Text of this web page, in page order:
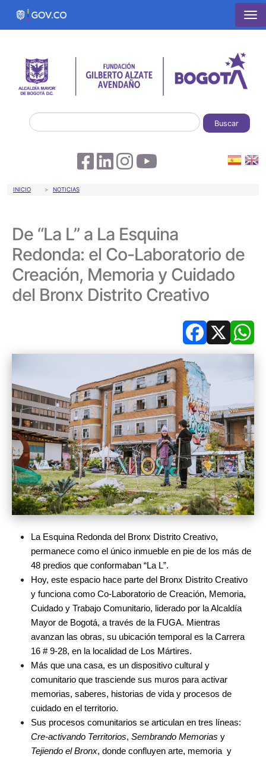
Pasar al contenido principal
Buscar
Sobrescribir enlaces de ayuda a la
INICIO NOTICIAS
De “La L” a La Esquina
Redonda: el Co-Laboratorio de
Creación, Memoria y Cuidado
del Bronx Distrito Creativo
Facebook
X
La Esquina Redonda del Bronx Distrito Creativo,
permanece como el único inmueble en pie de los más de
48 predios que conformaban “La L”.
Hoy, este espacio hace parte del Bronx Distrito Creativo
y funciona como Co-Laboratorio de Creación, Memoria,
Cuidado y Trabajo Comunitario, liderado por la Alcaldía
Mayor de Bogotá, a través de la FUGA. Mientras
avanzan las obras, su ubicación temporal es la Carrera
16 # 9-28, en la localidad de Los Mártires.
Más que una casa, es un dispositivo cultural y
comunitario que trasciende sus muros para activar
memorias, saberes, historias de vida y procesos de
cuidado en el territorio.
Cre-activando Territorios, Sembrando Memorias
Tejiendo el Bronx, donde confluyen arte, memoria  y